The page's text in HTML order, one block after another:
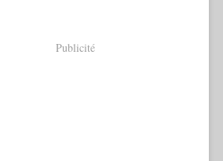
Publicité